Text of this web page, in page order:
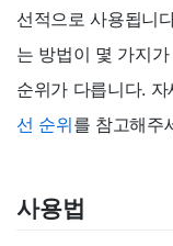
선적으로 사용됩니
는 방법이 몇 가지
순위가 다릅니다.
선 순위를 참고해주
사용법